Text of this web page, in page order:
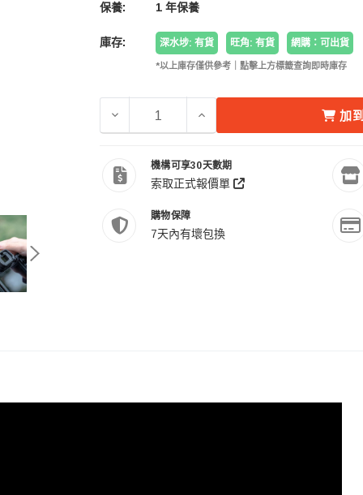
保養: 1 年保養
庫存: 深水埗: 有貨 旺角: 有貨 網購：可出貨
*以上庫存僅供參考｜點擊上方標籤查詢即時庫存
減少 TTARTISAN 銘匠 DOT SIGHT 遠攝光
增加 TTARTISAN 銘匠 加
機構可享30天數期
索取正式報價單
購物保障
7天內有壞包換